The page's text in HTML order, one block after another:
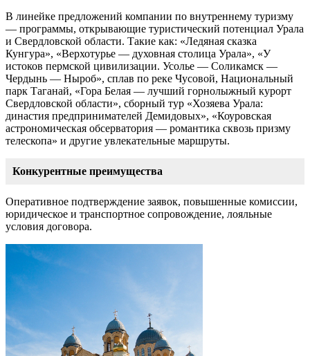
В линейке предложений компании по внутреннему туризму
— программы, открывающие туристический потенциал Урала
и Свердловской области. Такие как: «Ледяная сказка
Кунгура», «Верхотурье — духовная столица Урала», «У
истоков пермской цивилизации. Усолье — Соликамск —
Чердынь — Ныроб», сплав по реке Чусовой, Национальный
парк Таганай, «Гора Белая — лучший горнолыжный курорт
Свердловской области», сборный тур «Хозяева Урала:
династия предпринимателей Демидовых», «Коуровская
астрономическая обсерватория — романтика сквозь призму
телескопа» и другие увлекательные маршруты.
Конкурентные преимущества
Оперативное подтверждение заявок, повышенные комиссии,
юридическое и транспортное сопровождение, лояльные
условия договора.